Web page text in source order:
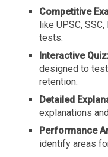
Competitive
like UPSC,
tests.
Interactive
designed to
retention.
Detailed
explanations
Performance
identify areas